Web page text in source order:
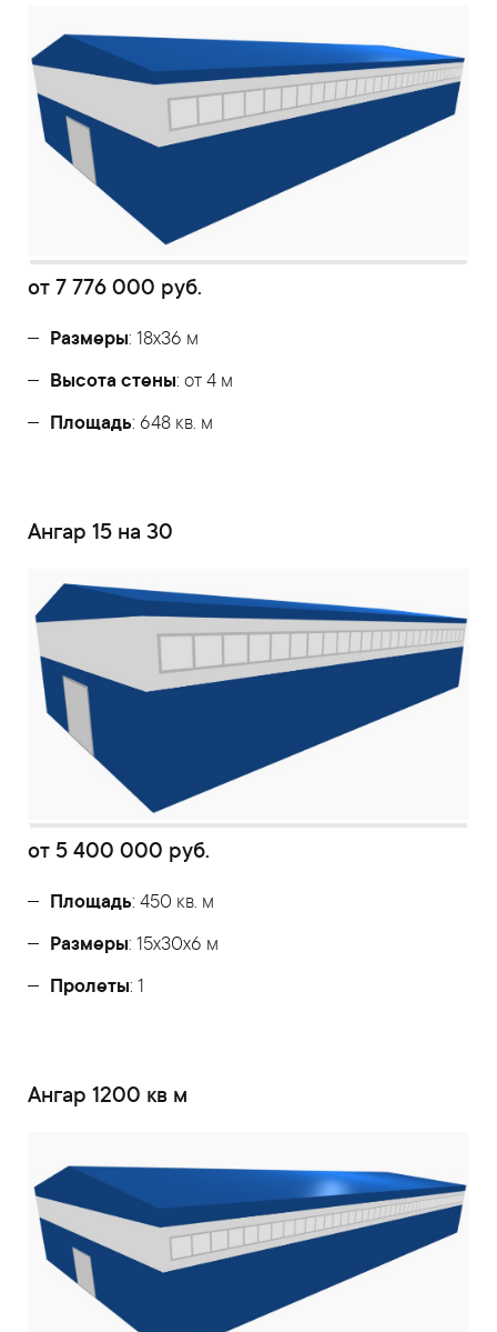
от 7 776 000 руб.
Размеры: 18х36 м
Высота стены: от 4 м
Площадь: 648 кв. м
Ангар 15 на 30
от 5 400 000 руб.
Площадь: 450 кв. м
Размеры: 15х30х6 м
Пролеты: 1
Ангар 1200 кв м